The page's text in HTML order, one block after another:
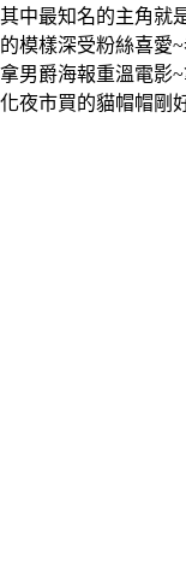
其中最知名的主角就
的模樣深受粉絲喜愛
拿男爵海報重溫電影
化夜市買的貓帽帽剛